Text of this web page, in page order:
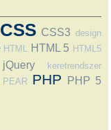
CSS CSS3 design
HTML HTML 5 HTML5
jQuery keretrendszer
PEAR PHP PHP 5